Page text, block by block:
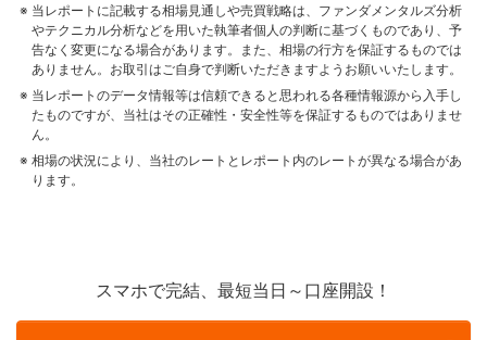
当レポートに記載する相場見通しや売買戦略は、ファンダメンタルズ分析
やテクニカル分析などを用いた執筆者個人の判断に基づくものであり、予
告なく変更になる場合があります。また、相場の行方を保証するものでは
ありません。お取引はご自身で判断いただきますようお願いいたします。
当レポートのデータ情報等は信頼できると思われる各種情報源から入手し
たものですが、当社はその正確性・安全性等を保証するものではありませ
ん。
相場の状況により、当社のレートとレポート内のレートが異なる場合があ
ります。
スマホで完結、最短当日～口座開設！